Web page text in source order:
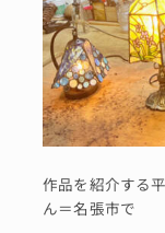
作品を紹介する
ん＝名張市で